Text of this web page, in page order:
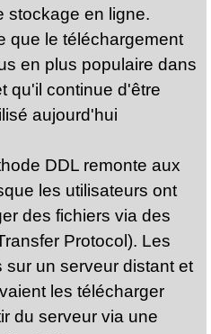
stockage en ligne.
que le téléchargement
en plus populaire dans
qu'il continue d'être
aujourd'hui
DDL remonte aux
les utilisateurs ont
des fichiers via des
Protocol). Les
un serveur distant et
les télécharger
du serveur via une